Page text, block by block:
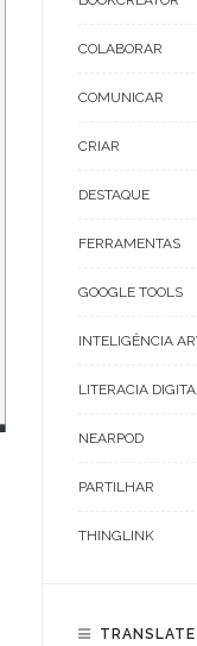
COLABORAR
COMUNICAR
CRIAR
DESTAQUE
FERRAMENTAS
GOOGLE TOOLS
INTELIGÊNCIA
LITERACIA DIGITAL
NEARPOD
PARTILHAR
THINGLINK
TRANSLATE